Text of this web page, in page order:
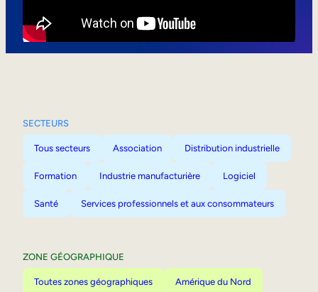
SECTEURS
Tous secteurs Association Distribution industrielle
Formation Industrie manufacturière Logiciel
Santé Services professionnels et aux consommateurs
ZONE GÉOGRAPHIQUE
Toutes zones géographiques Amérique du Nord